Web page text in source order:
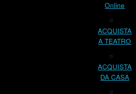
Online
ACQUISTA
A TEATRO
ACQUISTA
DA CASA